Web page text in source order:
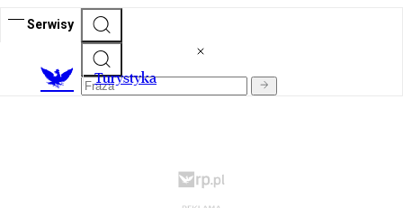
Serwisy
Turystyka